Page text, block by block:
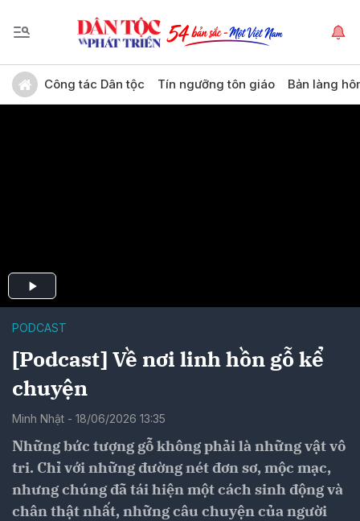
Công tác Dân tộc Tín ngưỡng tôn giáo Bản làng
PODCAST
[Podcast] Về nơi linh hồn gỗ kể
chuyện
Minh Nhật - 18/06/2026 13:35
Những bức tượng gỗ không phải là những vật vô
tri. Chỉ với những đường nét đơn sơ, mộc mạc,
nhưng chúng đã tái hiện một cách sinh động và
chân thật nhất, những câu chuyện của người